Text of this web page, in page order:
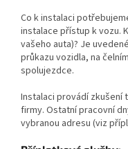
Co k instalaci
instalace přístup k vozu.
vašeho auta)? Je
průkazu vozidla, na
spolujezdce.
Instalaci provádí zkušení
firmy. Ostatní pracovní
vybranou adresu (viz